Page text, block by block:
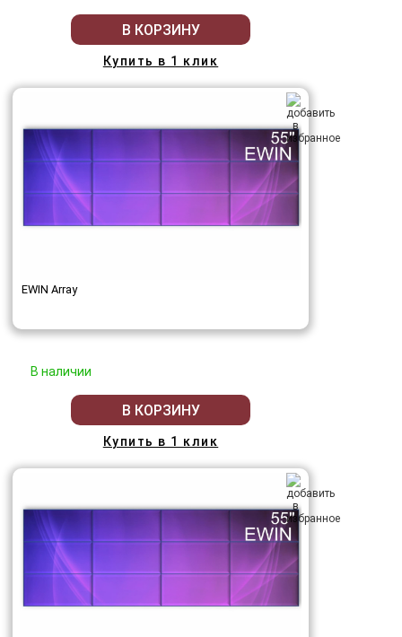
В КОРЗИНУ
Купить в 1 клик
EWIN Array
В наличии
В КОРЗИНУ
Купить в 1 клик